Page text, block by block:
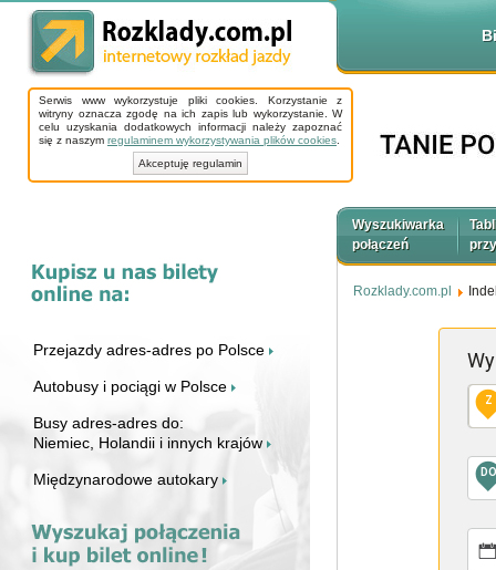
Serwis www wykorzystuje pliki cookies. Korzystanie z
witryny oznacza zgodę na ich zapis lub wykorzystanie. W
celu uzyskania dodatkowych informacji należy zapoznać
się z naszym regulaminem wykorzystywania plików cookies
Akceptuję regulamin
Przejazdy adres-adres po Polsce
Autobusy i pociągi w Polsce
Busy adres-adres do:
Niemiec, Holandii i innych krajów
Międzynarodowe autokary
Wyszukiwarka
połączeń
Rozklady.com.pl
Z
DO